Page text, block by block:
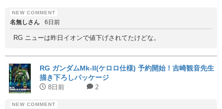
名無しさん 6日前
RG ニューは昨日イオンで値下げされてたけどな。
RG ガンダムMk-II(ケロロ仕様) 予約開始！吉崎観音先生
描き下ろしパッケージ
8日前 2